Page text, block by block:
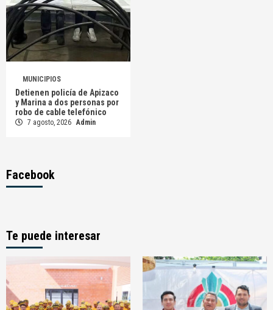
MUNICIPIOS
Detienen policía de Apizaco
y Marina a dos personas por
robo de cable telefónico
7 agosto, 2026 Admin
Facebook
Te puede interesar